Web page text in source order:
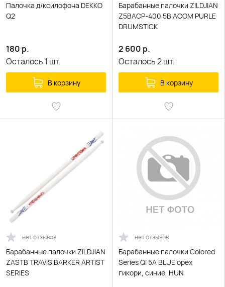
Палочка д/ксилофона DEKKO
Q2
180 р.
Осталось 1 шт.
В корзину
Барабанные палочки ZILDJIAN
Z5BACP-400 5B ACOM PURLE
DRUMSTICK
2 600 р.
Осталось2шт.
В корзину
нет отзывов
Барабанные палочки ZILDJIAN
ZASTB TRAVIS BARKER ARTIST
SERIES
нет отзывов
Барабанные палочки Colored
Series QI 5A BLUE орех
гикори, синие, HUN